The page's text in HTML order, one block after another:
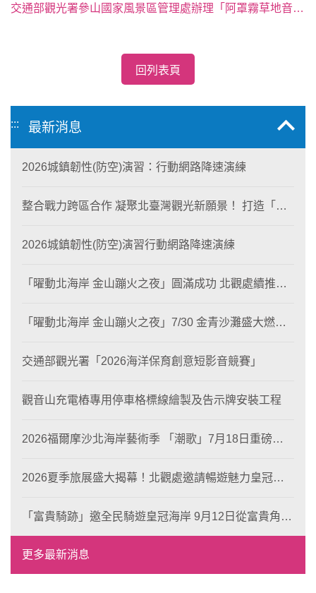
交通部觀光署參山國家風景區管理處辦理「阿罩霧草地音樂會」，歡迎參加！
回列表頁
::: 最新消息
2026城鎮韌性(防空)演習：行動網路降速演練
整合戰力跨區合作 凝聚北臺灣觀光新願景！ 打造「生
2026城鎮韌性(防空)演習行動網路降速演練
「曜動北海岸 金山蹦火之夜」圓滿成功 北觀處續推照
「曜動北海岸 金山蹦火之夜」7/30 金青沙灘盛大燃
交通部觀光署「2026海洋保育創意短影音競賽」
觀音山充電樁專用停車格標線繪製及告示牌安裝工程
2026福爾摩沙北海岸藝術季 「潮歌」7月18日重磅登
2026夏季旅展盛大揭幕！北觀處邀請暢遊魅力皇冠海
「富貴騎跡」邀全民騎遊皇冠海岸 9月12日從富貴角出
發 探索北海岸山海風光與在地魅力
更多最新消息